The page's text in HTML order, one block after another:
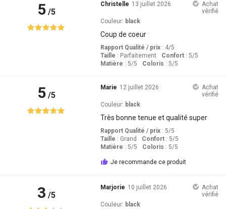
5/5
Christelle 13 juillet 2026
Achat
vérifié
Couleur: black
Coup de coeur
Rapport Qualité / prix: 4/5
Taille : Parfaitement Confort: 5/5
Matière : 5/5 Coloris : 5/5
5/5
Marie 12 juillet 2026
Achat
vérifié
Couleur: black
Très bonne tenue et qualité super
Rapport Qualité / prix: 5/5
Taille : Grand Confort: 5/5
Matière : 5/5 Coloris : 5/5
Je recommande ce produit
3 /5
Marjorie 10 juillet 2026
Achat
vérifié
Couleur: black